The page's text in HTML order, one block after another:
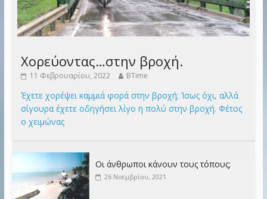
Χορεύοντας…στην βροχή.
11 Φεβρουαρίου, 2022 BTime
Έχετε χορέψει καμμιά φορά στην βροχή; Ίσως όχι, αλλά
σίγουρα έχετε οδηγήσει λίγο η πολύ στην βροχή. Φέτος
ο χειμώνας
Οι άνθρωποι κάνουν τους τόπους;
26 Νοεμβρίου, 2021